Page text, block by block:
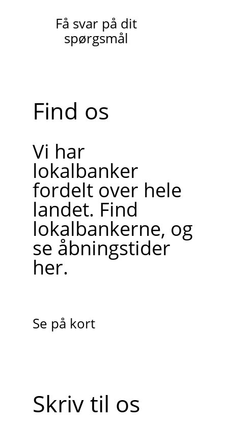
Få svar på dit
spørgsmål
Find os
Vi har
lokalbanker
fordelt over hele
landet. Find
lokalbankerne, og
se åbningstider
her.
Se på kort
Skriv til os